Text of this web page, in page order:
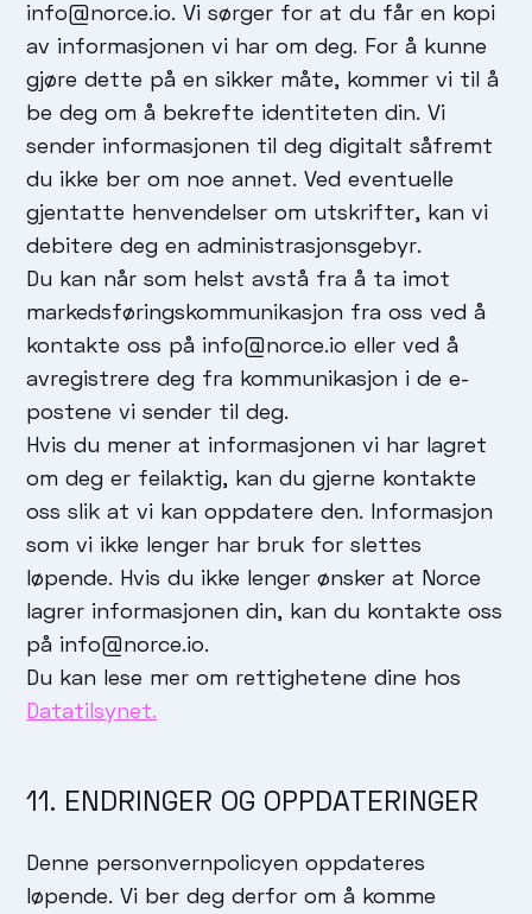
info@norce.io. Vi sørger for at du får en kopi
av informasjonen vi har om deg. For å kunne
gjøre dette på en sikker måte, kommer vi til å
be deg om å bekrefte identiteten din. Vi
sender informasjonen til deg digitalt såfremt
du ikke ber om noe annet. Ved eventuelle
gjentatte henvendelser om utskrifter, kan vi
debitere deg en administrasjonsgebyr.
Du kan når som helst avstå fra å ta imot
markedsføringskommunikasjon fra oss ved å
kontakte oss på info@norce.io eller ved å
avregistrere deg fra kommunikasjon i de e-
postene vi sender til deg.
Hvis du mener at informasjonen vi har lagret
om deg er feilaktig, kan du gjerne kontakte
oss slik at vi kan oppdatere den. Informasjon
som vi ikke lenger har bruk for slettes
løpende. Hvis du ikke lenger ønsker at Norce
lagrer informasjonen din, kan du kontakte oss
på info@norce.io.
Du kan lese mer om rettighetene dine hos
Datatilsynet.
11. ENDRINGER OG OPPDATERINGER
Denne personvernpolicyen oppdateres
løpende. Vi ber deg derfor om å komme